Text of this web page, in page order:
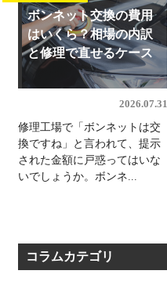
ボンネット交換の費用
はいくら？相場の内訳
と修理で直せるケース
2026.07.31
修理工場で「ボンネットは交
換ですね」と言われて、提示
された金額に戸惑ってはいな
いでしょうか。ボンネ...
コラムカテゴリ